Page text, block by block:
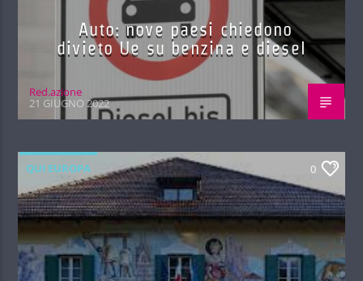
Auto: nove paesi chiedono
divieto Ue su benzina e diesel
Red.azione
21 GIUGNO 2022
QUI EUROPA 0